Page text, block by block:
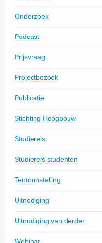
Onderzoek
Podcast
Prijsvraag
Projectbezoek
Publicatie
Stichting Hoogbouw
Studiereis
Studiereis studenten
Tentoonstelling
Uitnodiging
Uitnodiging van derden
Webinar